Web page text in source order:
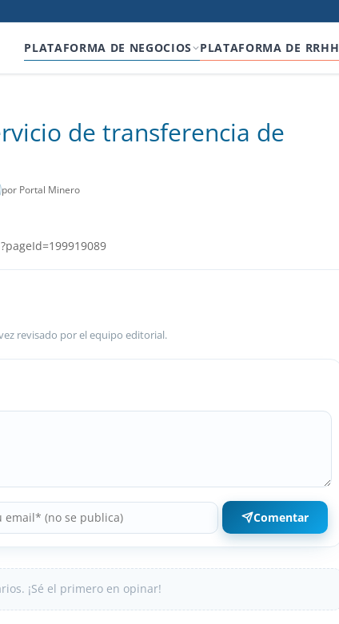
PLATAFORMA DE NEGOCIOS PLATAFORMA DE RRHH
de transferencia de
por Portal Minero
revisado por el equipo editorial.
Comentar
¡Sé el primero en opinar!